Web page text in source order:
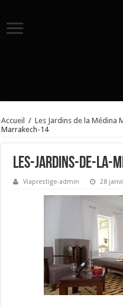
Accueil / Les Jardins de la Médina
Marrakech-14
Les-Jardins-de-la-
Viaprestige-admin 28